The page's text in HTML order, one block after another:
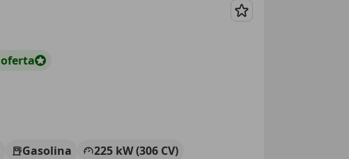
Guardar
oferta
Gasolina
225 kW (306 CV)